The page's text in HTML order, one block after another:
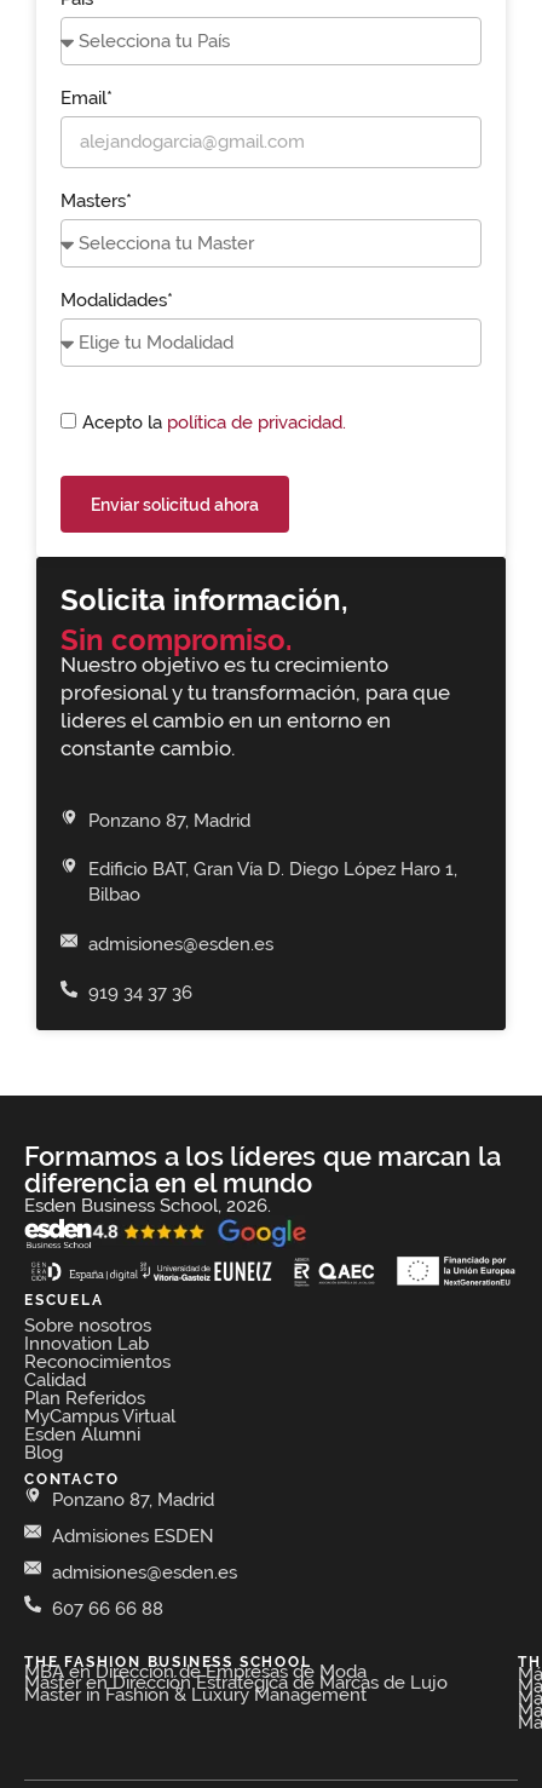
Solicita información,
Sin compromiso.
Nuestro objetivo es tu crecimiento
profesional y tu transformación, para que
lideres el cambio en un entorno en
constante cambio.
Ponzano 87, Madrid
Edificio BAT, Gran Vía D. Diego López Haro 1,
Bilbao
admisiones@esden.es
919 34 37 36
Email*
Masters*
Modalidades*
Acepto la política de privacidad.
Enviar solicitud ahora
Formamos a los líderes que marcan la
diferencia en el mundo
Esden Business School, 2026.
ESCUELA
Sobre nosotros
Innovation Lab
Reconocimientos
Calidad
Plan Referidos
MyCampus Virtual
Esden Alumni
Blog
CONTACTO
Ponzano 87, Madrid
Admisiones ESDEN
admisiones@esden.es
607 66 66 88
THE FASHION BUSINESS SCHOOL​
MBA en Dirección de Empresas de Moda​
Máster en Dirección Estratégica de Marcas de Lujo
Master in Fashion & Luxury Management